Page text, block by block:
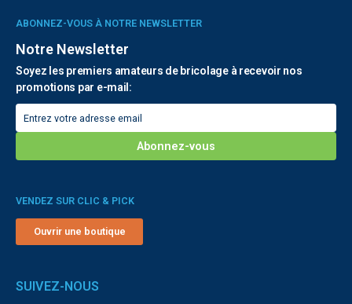
ABONNEZ-VOUS À NOTRE NEWSLETTER
Notre Newsletter
Soyez les premiers amateurs de bricolage à recevoir nos
promotions par e-mail:
VENDEZ SUR CLIC & PICK
Ouvrir une boutique
SUIVEZ-NOUS